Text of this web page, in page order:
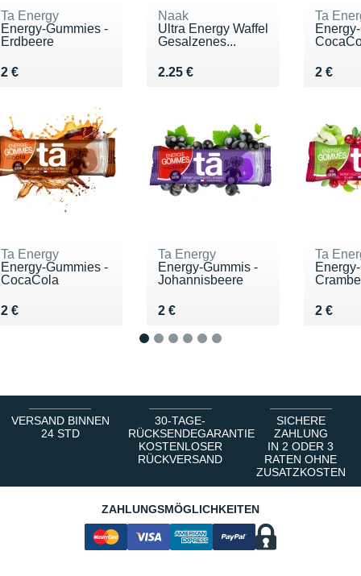
Ta Energy
Energy-Gummies -
Erdbeere
2 €
Vendu 2 €
Naak
Ultra Energy Waffel
Gesalzenes...
2.25 €
Vendu 2.25 €
Ta
2 €
Vendu
Ta Energy
Energy-Gummies -
CocaCola
2 €
Vendu 2 €
Ta Energy
Energy-Gummis -
Johannisbeere
2 €
Vendu 2 €
Ta
2 €
Vendu
VERSAND BINNEN
24 STD
30-TAGE-
RÜCKSENDEGARANTIE
KOSTENLOSER
RÜCKVERSAND
SICHERE
ZAHLUNG
IN 2 ODER 3
RATEN OHNE
ZUSATZKOSTEN
ZAHLUNGSMÖGLICHKEITEN